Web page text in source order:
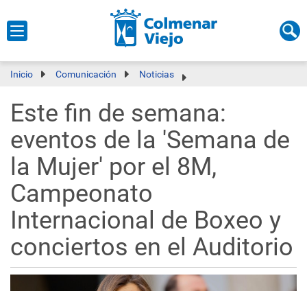
Inicio Comunicación Noticias
Este fin de semana:
eventos de la 'Semana de
la Mujer' por el 8M,
Campeonato
Internacional de Boxeo y
conciertos en el Auditorio